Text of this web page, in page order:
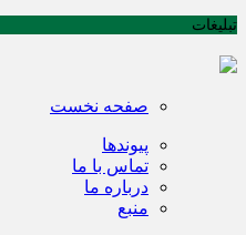
تبلیغات
صفحه نخست
پیوندها
تماس با ما
درباره ما
منبع